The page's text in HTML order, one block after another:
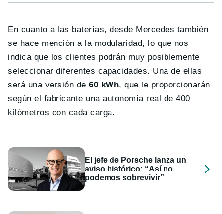
En cuanto a las baterías, desde Mercedes también
se hace mención a la modularidad, lo que nos
indica que los clientes podrán muy posiblemente
seleccionar diferentes capacidades. Una de ellas
será una versión de60 kWh, que le proporcionarán
según el fabricante una autonomía real de 400
kilómetros con cada carga.
El jefe de Porsche lanza un
aviso histórico: “Así no
podemos sobrevivir”